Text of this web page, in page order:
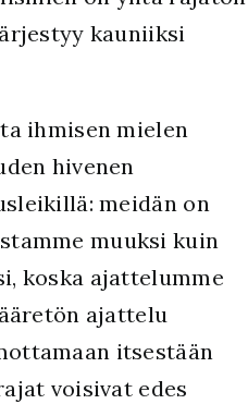
kauniiksi
ihmisen mielen
hivenen
meidän on
muuksi kuin
koska ajattelumme
ajattelu
itsestään
voisivat edes